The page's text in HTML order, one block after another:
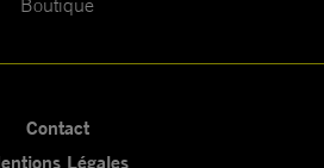
Boutique
Contact
Légales